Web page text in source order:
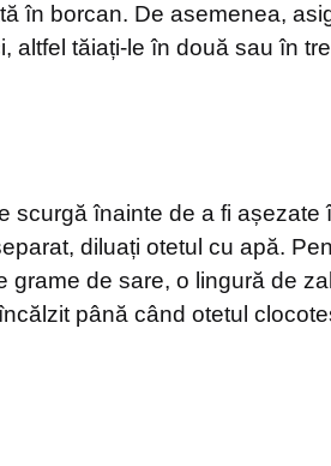
în borcan. De asemenea,
altfel tăiați-le în două sau în
scurgă înainte de a fi așezate
diluați otetul cu apă.
grame de sare, o lingură de
până când otetul